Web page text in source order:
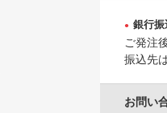
銀行
ご発注
振込先
お問い